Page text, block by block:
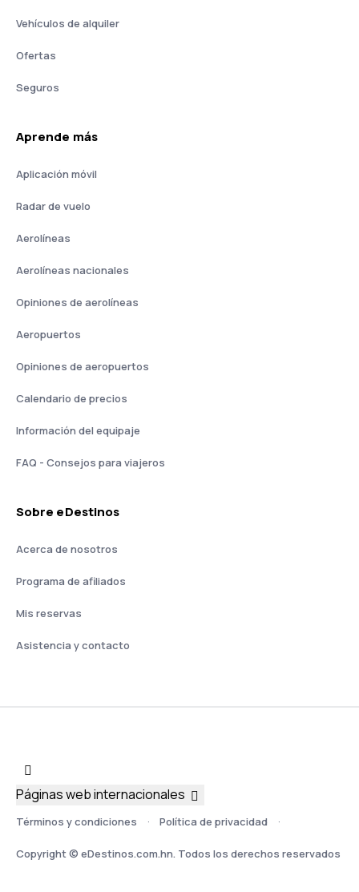
Vehículos de alquiler
Ofertas
Seguros
Aprende más
Aplicación móvil
Radar de vuelo
Aerolíneas
Aerolíneas nacionales
Opiniones de aerolíneas
Aeropuertos
Opiniones de aeropuertos
Calendario de precios
Información del equipaje
FAQ - Consejos para viajeros
Sobre eDestinos
Acerca de nosotros
Programa de afiliados
Mis reservas
Asistencia y contacto
Términos y condiciones Política de privacidad
Copyright © eDestinos.com.hn. Todos los derechos reservados
Páginas web internacionales